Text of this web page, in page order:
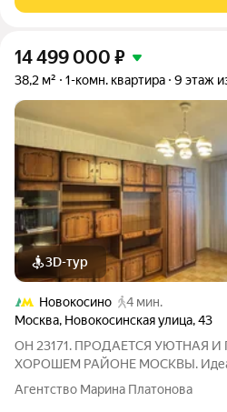
14 499 000 ₽
38,2 м² 1-комн. квартира 9 этаж
3D-тур
Новокосино
4 мин.
Москва, Новокосинская улица,43
ОН 23171. ПРОДАЕТСЯ УЮТНАЯ
ХОРОШЕМ РАЙОНЕ МОСКВЫ.
тех, кто ценит комфорт и
расположен в безопасном
Агентство Марина Платонова